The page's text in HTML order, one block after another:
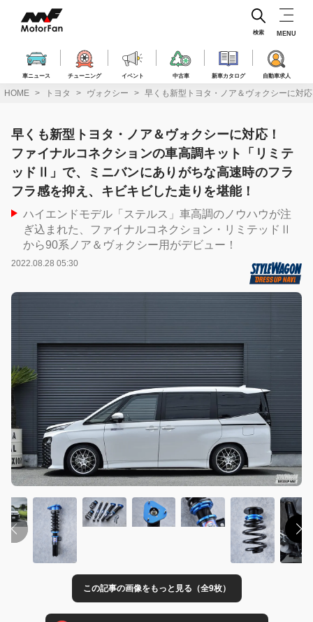
ス
車ニュース チューニング イベント 中古車 新車カタログ 自動車求人
検索 MENU
HOME トヨタ ヴォクシー 早くも新型トヨタ・ノア＆ヴォクシーに
早くも新型トヨタ・ノア＆ヴォクシーに対応！
ファイナルコネクションの車高調キット「リミテ
ッドⅡ」で、ミニバンにありがちな高速時のフラ
フラ感を抑え、キビキビした走りを堪能！
ハイエンドモデル「ステルス」車高調のノウハウが注
ぎ込まれた、ファイナルコネクション・リミテッドⅡ
から90系ノア＆ヴォクシー用がデビュー！
2022.08.28 05:30
この記事の画像をもっと見る（全9枚）